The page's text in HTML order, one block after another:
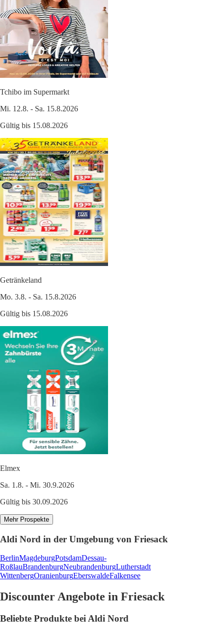
Tchibo im Supermarkt
Mi. 12.8. - Sa. 15.8.2026
Gültig bis 15.08.2026
Getränkeland
Mo. 3.8. - Sa. 15.8.2026
Gültig bis 15.08.2026
Elmex
Sa. 1.8. - Mi. 30.9.2026
Gültig bis 30.09.2026
Mehr Prospekte
Aldi Nord in der Umgebung von Friesack
BerlinMagdeburgPotsdamDessau-
RoßlauBrandenburgNeubrandenburgLutherstadt
WittenbergOranienburgEberswaldeFalkensee
Discounter Angebote in Friesack
Beliebte Produkte bei Aldi Nord